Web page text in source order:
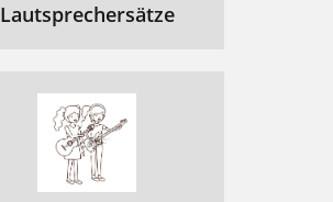
Lautsprechersätze